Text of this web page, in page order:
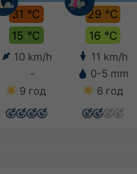
31 °C
15 °C
10 km/h
-
9 год
29 °C
16 °C
11 km/h
0-5 mm
6 год